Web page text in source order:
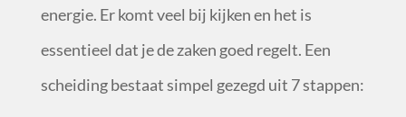
energie. Er komt veel bij kijken en het is
essentieel dat je de zaken goed regelt. Een
scheiding bestaat simpel gezegd uit 7 stappen: